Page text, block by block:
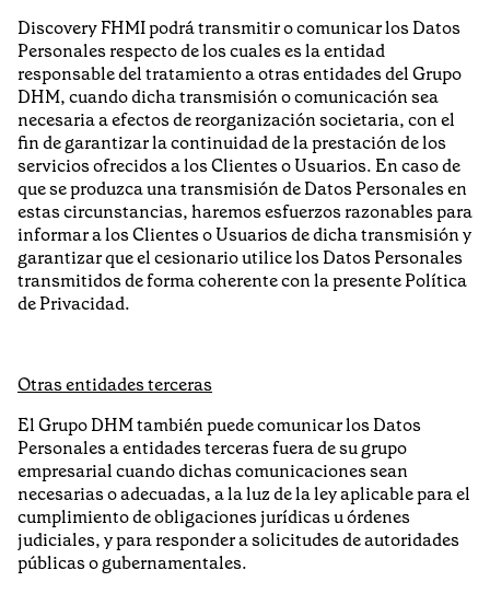
Discovery FHMI podrá transmitir o comunicar los Datos
Personales respecto de los cuales es la entidad
responsable del tratamiento a otras entidades del Grupo
DHM, cuando dicha transmisión o comunicación sea
necesaria a efectos de reorganización societaria, con el
fin de garantizar la continuidad de la prestación de los
servicios ofrecidos a los Clientes o Usuarios. En caso de
que se produzca una transmisión de Datos Personales en
estas circunstancias, haremos esfuerzos razonables para
informar a los Clientes o Usuarios de dicha transmisión y
garantizar que el cesionario utilice los Datos Personales
transmitidos de forma coherente con la presente Política
de Privacidad.
Otras entidades terceras
El Grupo DHM también puede comunicar los Datos
Personales a entidades terceras fuera de su grupo
empresarial cuando dichas comunicaciones sean
necesarias o adecuadas, a la luz de la ley aplicable para el
cumplimiento de obligaciones jurídicas u órdenes
judiciales, y para responder a solicitudes de autoridades
públicas o gubernamentales.